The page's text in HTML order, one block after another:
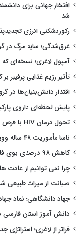
افتخار جهانی برای
شد
رکوردشکنی انرژی تجدیدپذیر با ۵۸۰۰
غرق‌شدگی؛ سایه مرگ در
آمپول لاغری؛ نسخه‌ای
تأثیر رژیم غذایی پرفیبر
اقتدار دانش‌بنیان‌ها در
پایش لحظه‌ای داروی
تحول درمان HIV با قرص هفتگی
ناسا مأموریت ۴۸ ساله وویجر ۲ را یک سال دیگر تمدید کرد
کاهش ۹۸ درصدی بوی فاضلاب با نانوفیلتر ایرانی
چرا نمی توانیم از عادت
صیانت از میراث طبیعی
جهاد دانشگاهی؛ نماد
دانش آموز استان
فراتر از لاغری؛